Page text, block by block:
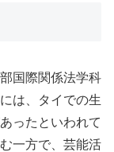
国際関係法学科
は、タイでの生
ったといわれて
一方で、芸能活